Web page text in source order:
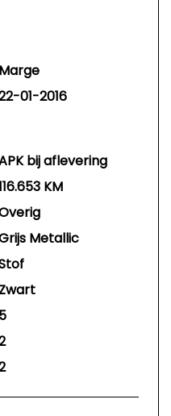
Marge
01-2016
bij aflevering
KM
Metallic
Zwart
5